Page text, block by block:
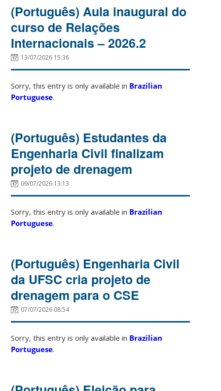
(Português) Aula inaugural do
curso de Relações
Internacionais – 2026.2
13/07/2026 15:36
Sorry, this entry is only available in Brazilian
Portuguese.
(Português) Estudantes da
Engenharia Civil finalizam
projeto de drenagem
09/07/2026 13:13
Sorry, this entry is only available in Brazilian
Portuguese.
(Português) Engenharia Civil
da UFSC cria projeto de
drenagem para o CSE
07/07/2026 08:54
Sorry, this entry is only available in Brazilian
Portuguese.